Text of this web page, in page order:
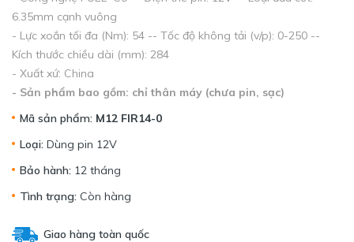
6.35mm cạnh vuông
- Lực xoắn tối đa (Nm): 54 -- Tốc độ không tải (v/p): 0-250 --
Kích thước chiều dài (mm): 284
- Xuất xứ: China
- Sản phẩm bao gồm: chỉ thân máy (chưa pin, sạc)
Mã sản phẩm: M12 FIR14-0
Loại: Dùng pin 12V
Bảo hành: 12 tháng
Tình trạng: Còn hàng
Giao hàng toàn quốc